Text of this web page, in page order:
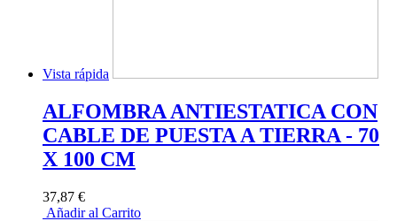
Vista rápida
ALFOMBRA ANTIESTATICA CON
CABLE DE PUESTA A TIERRA - 70
X 100 CM
37,87 €
Añadir al Carrito